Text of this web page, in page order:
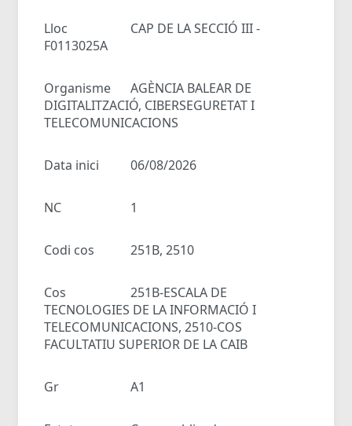
Lloc
CAP DE LA SECCIÓ III -
F0113025A
Organisme
AGÈNCIA BALEAR DE
DIGITALITZACIÓ, CIBERSEGURETAT I
TELECOMUNICACIONS
Data inici 06/08/2026
NC 1
Codi cos 251B, 2510
Cos
251B-ESCALA DE
TECNOLOGIES DE LA INFORMACIÓ I
TELECOMUNICACIONS, 2510-COS
FACULTATIU SUPERIOR DE LA CAIB
Gr A1